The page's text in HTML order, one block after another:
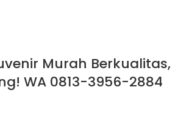
Murah Berkualitas,
WA 0813-3956-2884